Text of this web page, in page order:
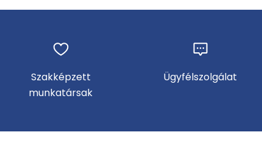
Szakképzett
munkatársak
Ügyfélszolgálat